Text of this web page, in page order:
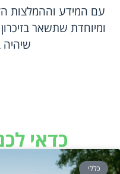
עם המידע וההמלצות
ומיוחדת שתשאר
כדאי
כללי